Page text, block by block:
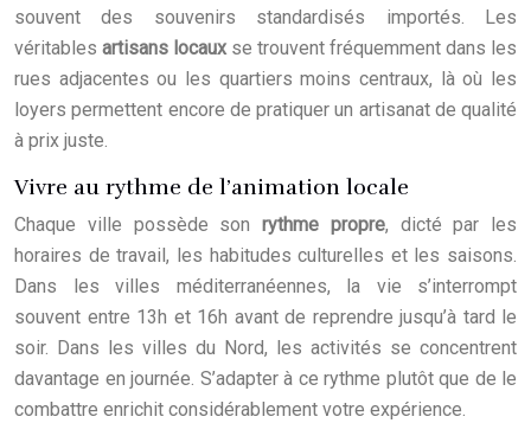
souvent des souvenirs standardisés importés. Les
véritables artisans locauxse trouvent fréquemment dans les
rues adjacentes ou les quartiers moins centraux, là où les
loyers permettent encore de pratiquer un artisanat de qualité
à prix juste.
Vivre au rythme de l’animation locale
Chaque ville possède son rythme propre, dicté par les
horaires de travail, les habitudes culturelles et les saisons.
Dans les villes méditerranéennes, la vie s’interrompt
souvent entre 13h et 16h avant de reprendre jusqu’à tard le
soir. Dans les villes du Nord, les activités se concentrent
davantage en journée. S’adapter à ce rythme plutôt que de le
combattre enrichit considérablement votre expérience.